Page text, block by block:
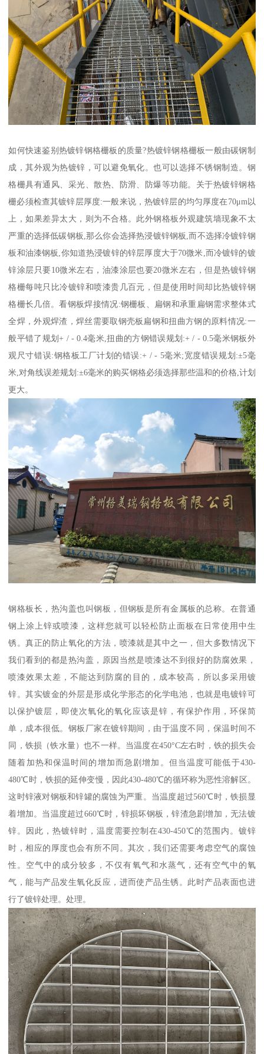
如何快速鉴别热镀锌钢格栅板的质量?热镀锌钢格栅板一般由碳钢制
成，其外观为热镀锌，可以避免氧化。也可以选择不锈钢制造。钢
格栅具有通风、采光、散热、防滑、防爆等功能。关于热镀锌钢格
栅必须检查其镀锌层厚度:一般来说，热镀锌层的均匀厚度在70μm以
上，如果差异太大，则为不合格。此外钢格板外观建筑墙现象不太
严重的选择低碳钢板,那么你会选择热浸镀锌钢板,而不选择冷镀锌钢
板和油漆钢板,你知道热浸镀锌的锌层厚度大于70微米,而冷镀锌的镀
锌涂层只要10微米左右，油漆涂层也要20微米左右，但是热镀锌钢
格栅每吨只比冷镀锌和喷漆贵几百元，但是使用时间却比热镀锌钢
格栅长几倍。看钢板焊接情况:钢栅板、扁钢和承重扁钢需求整体式
全焊，外观焊渣，焊丝需要取钢壳板扁钢和扭曲方钢的原料情况:一
般平错了规划+ / - 0.4毫米,扭曲的方钢错误规划:+ / - 0.5毫米钢板外
观尺寸错误:钢格板工厂计划的错误:+ / - 5毫米;宽度错误规划:±5毫
米,对角线误差规划:±6毫米的购买钢格必须选择那些温和的价格,计划
更大。
钢格板长，热沟盖也叫钢板，但钢板是所有金属板的总称。在普通
钢上涂上锌或喷漆，这样您就可以轻松防止面板在日常使用中生
锈。真正的防止氧化的方法，喷漆就是其中之一，但大多数情况下
我们看到的都是热沟盖，原因当然是喷漆达不到很好的防腐效果，
喷漆效果太差，不能达到防腐的目的，成本较高，所以多采用镀
锌。其实镀金的外层是形成化学形态的化学电池，也就是电镀锌可
以保护镀层，即使次氧化的氧化应该是锌，有保护作用，环保简
单，成本很低。钢板厂家在镀锌期间，由于温度不同，保温时间不
同，铁损（铁水量）也不一样。当温度在450°C左右时，铁的损失会
随着加热和保温时间的增加而急剧增加。但当温度可能低于430-
480℃时，铁损的延伸变慢，因此430-480℃的循环称为恶性溶解区。
这时锌液对钢板和锌罐的腐蚀为严重。当温度超过560℃时，铁损显
着增加。当温度超过660℃时，锌损坏钢板，锌渣急剧增加，无法镀
锌。因此，热镀锌时，温度需要控制在430-450℃的范围内。镀锌
时，相应的厚度也会有所不同。其次，我们还需要考虑空气的腐蚀
性。空气中的成分较多，不仅有氧气和水蒸气，还有空气中的氧
气，能与产品发生氧化反应，进而使产品生锈。此时产品表面也进
行了镀锌处理。处理。